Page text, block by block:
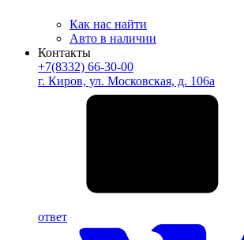
Как нас найти
Авто в наличии
Контакты
+7(8332) 66-30-00
г. Киров, ул. Московская, д. 106а
ответ